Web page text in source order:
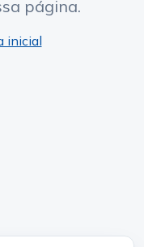
página.
inicial